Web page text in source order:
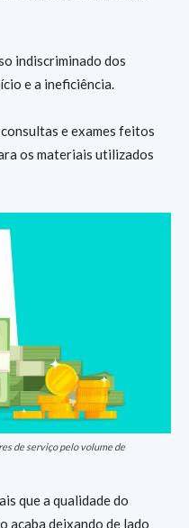
indiscriminado dos
e a ineficiência.
e exames feitos
os materiais utilizados
de serviço pelo volume de
que a qualidade do
acaba deixando de lado